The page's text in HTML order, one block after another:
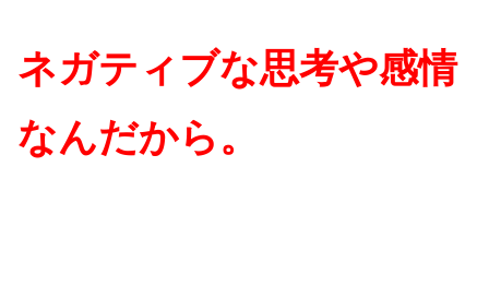
ネガティブな思考や感情
なんだから。